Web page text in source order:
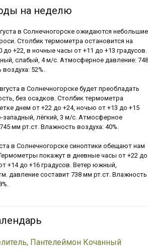
на неделю
в Солнечногорске ожидаются небольшие
Столбик термометра остановится на
до +22, в ночные часы от +11 до +13 градусов.
слабый, 4 м/с. Атмосферное давление: 748
52%.
в Солнечногорске будет преобладать
без осадков. Столбик термометра
днем от +22 до +24, ночью от +13 до +15
западный, лёгкий, 3 м/с. Атмосферное
мм рт.ст. Влажность воздуха: 40%.
в Солнечногорске синоптики обещают нам
покажут в дневные часы от +22 до
+14 до +16 градусов. Ветер южный,
давление составит 738 мм рт.ст. Влажность
Пантелеймон Кочанный